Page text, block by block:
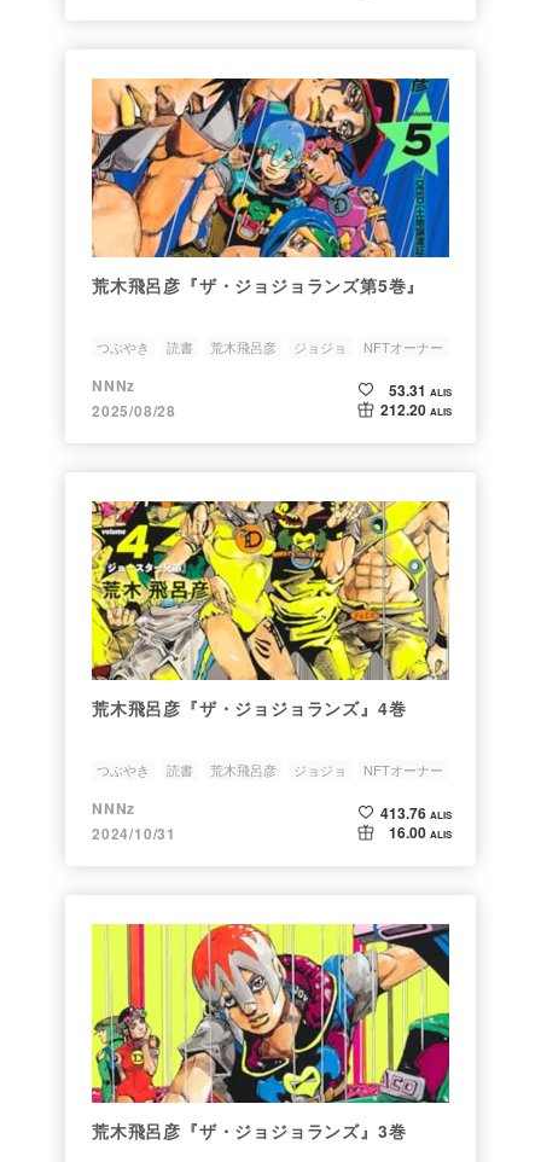
荒木飛呂彦『ザ・ジョジョランズ第5巻』
つぶやき 読書 荒木飛呂彦 ジョジョ NFTオーナー
NNNz
2025/08/28
53.31 ALIS
212.20 ALIS
荒木飛呂彦『ザ・ジョジョランズ』4巻
つぶやき 読書 荒木飛呂彦 ジョジョ NFTオーナー
NNNz
2024/10/31
413.76 ALIS
16.00 ALIS
荒木飛呂彦『ザ・ジョジョランズ』3巻